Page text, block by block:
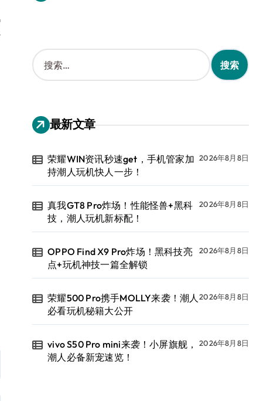
搜
索
：
最新文章
荣耀WIN资讯秒速get，手机管家加
持潮人玩机快人一步！
2026年8月8日
真我GT8 Pro炸场！性能怪兽+黑科
技，潮人玩机新标配！
2026年8月8日
OPPO Find X9 Pro炸场！黑科技亮
点+玩机神技一篇全解锁
2026年8月8日
荣耀500 Pro携手MOLLY来袭！潮人
必看玩机秘籍大公开
2026年8月8日
vivo S50 Pro mini来袭！小屏旗舰，
潮人必备新宠速览！
2026年8月8日